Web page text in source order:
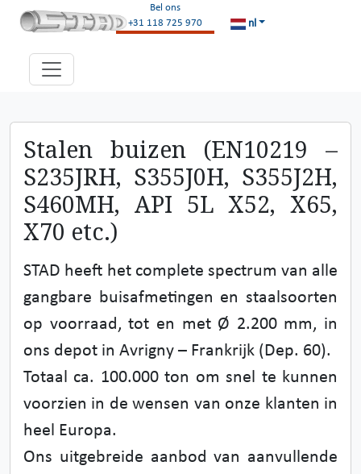
Bel ons
+31 118 725 970
nl
Stalen buizen (EN10219 –
S235JRH, S355J0H, S355J2H,
S460MH, API 5L X52, X65,
X70 etc.)
STAD heeft het complete spectrum van alle
gangbare buisafmetingen en staalsoorten
op voorraad, tot en met Ø 2.200 mm, in
ons depot in Avrigny – Frankrijk (Dep. 60).
Totaal ca. 100.000 ton om snel te kunnen
voorzien in de wensen van onze klanten in
heel Europa.
Ons uitgebreide aanbod van aanvullende